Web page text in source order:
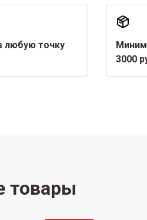
любую точку
3000
товары